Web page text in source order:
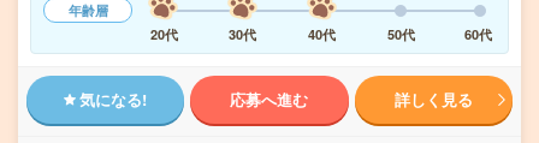
年齢層
20代
30代 40代 50代 60代
気になる! 応募へ進む 詳しく見る